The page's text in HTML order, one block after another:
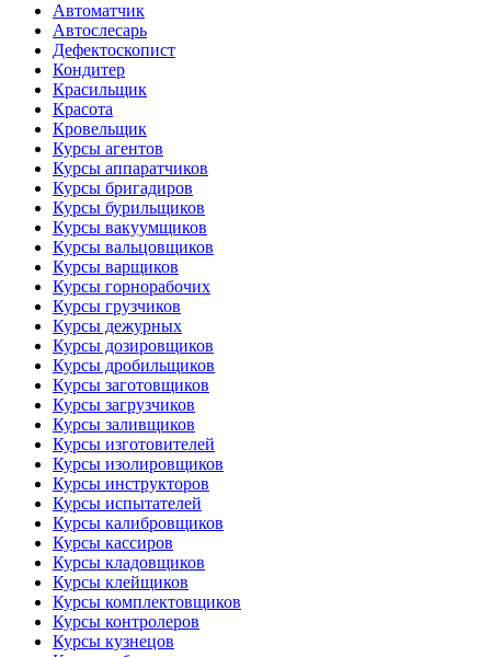
Автоматчик
Автослесарь
Дефектоскопист
Кондитер
Красильщик
Красота
Кровельщик
Курсы агентов
Курсы аппаратчиков
Курсы бригадиров
Курсы бурильщиков
Курсы вакуумщиков
Курсы вальцовщиков
Курсы варщиков
Курсы горнорабочих
Курсы грузчиков
Курсы дежурных
Курсы дозировщиков
Курсы дробильщиков
Курсы заготовщиков
Курсы загрузчиков
Курсы заливщиков
Курсы изготовителей
Курсы изолировщиков
Курсы инструкторов
Курсы испытателей
Курсы калибровщиков
Курсы кассиров
Курсы кладовщиков
Курсы клейщиков
Курсы комплектовщиков
Курсы контролеров
Курсы кузнецов